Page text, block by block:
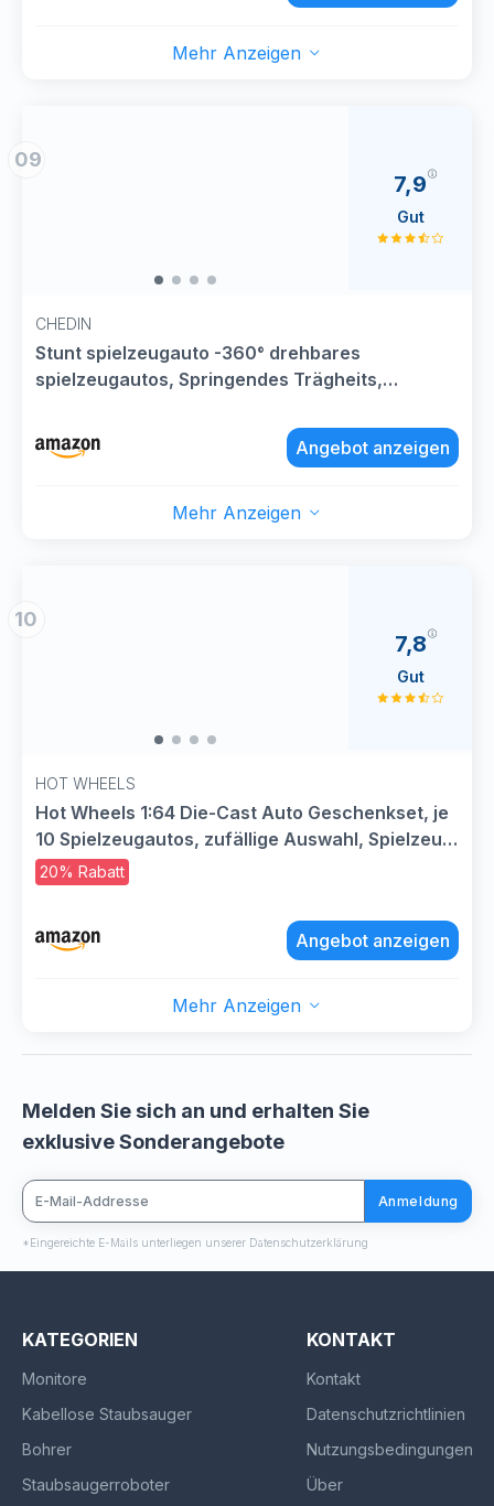
Mehr Anzeigen
09
CHEDIN
Stunt spielzeugauto -360° drehbares
spielzeugautos, Springendes Trägheits,
Mini Auto Modelle Spielpreise für Kinder Jungen
-zufällige
7,9
Gut
Angebot anzeigen
Mehr Anzeigen
10
HOT WHEELS
Hot Wheels 1:64 Die-Cast Auto Geschenkset, je
10 Spielzeugautos, zufällige Auswahl, Spielzeug
Autos ab 3 Jahren, 10er Pack, Mehrfarbig,
54886
20% Rabatt
7,8
Gut
Angebot anzeigen
Mehr Anzeigen
Melden Sie sich an und erhalten Sie
exklusive Sonderangebote
Anmeldung
*Eingereichte E-Mails unterliegen unserer Datenschutzerklärung
KATEGORIEN
Monitore
Kabellose Staubsauger
Bohrer
Staubsaugerroboter
KONTAKT
Kontakt
Datenschutzrichtlinien
Nutzungsbedingungen
Über